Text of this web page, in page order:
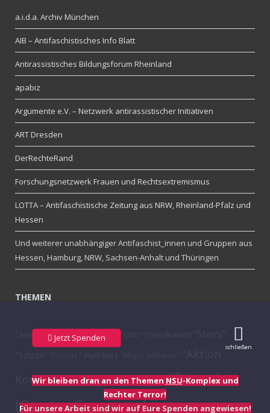
a.i.d.a. Archiv München
AIB – Antifaschistisches Info Blatt
Antirassistisches Bildungsforum Rheinland
apabiz
Argumente e.V. – Netzwerk antirassistischer Initiativen
ART Dresden
DerRechteRand
Forschungsnetzwerk Frauen und Rechtsextremismus
LOTTA – Antifaschistische Zeitung aus NRW, Rheinland-Pfalz und
Hessen
Und weiterer unabhängiger Antifaschist_innen und Gruppen aus
Hessen, Hamburg, NRW, Sachsen-Anhalt und Thüringen
THEMEN
"Alex" (Andreas Ra.) "Torte" "Otto" (Tino Brandt)
Konfetti"#Gauck #Bundespräsident "Piatto"
(Carsten Szczepanski) "Jule" (Julina Wa.)"Hagel"
schließen
Jetzt Spenden
Wir bleiben dran an den Themen NSU-Komplex und
Rechter Terror!
Für unsere Arbeit sind wir auf Eure Spenden angewiesen!